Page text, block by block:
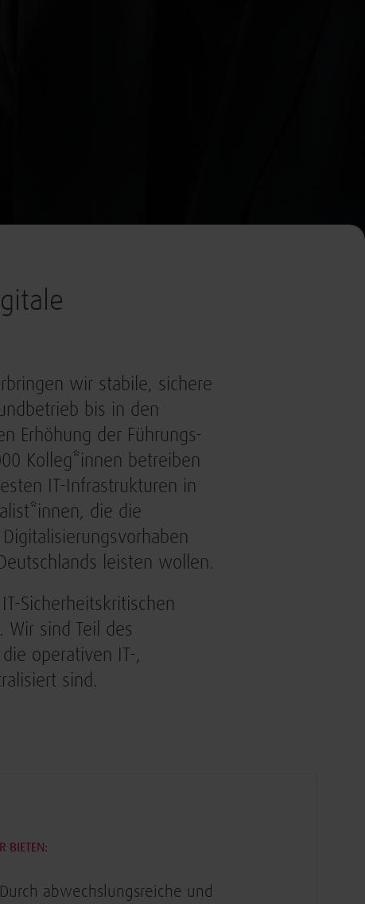
wir stabile, sichere
bis in den
Erhöhung der Führungs-
Kolleg*innen betreiben
IT-Infrastrukturen in
die die
leisten wollen.
Sicherheitskritischen
Wir sind Teil des
die operativen IT-,
sind.​
BIETEN:
Durch abwechslungsreiche und